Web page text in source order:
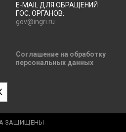
E-MAIL ДЛЯ ОБРАЩЕНИЙ
ГОС. ОРГАНОВ:
gov@ingri.ru
Соглашение на обработку
персональных данных
ЗАЩИЩЕНЫ